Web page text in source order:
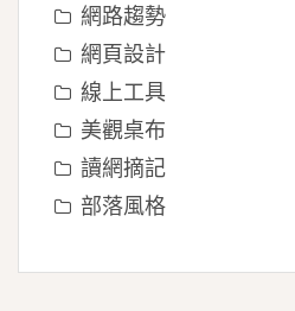
網路趨勢
網頁設計
線上工具
美觀桌布
讀網摘記
部落風格